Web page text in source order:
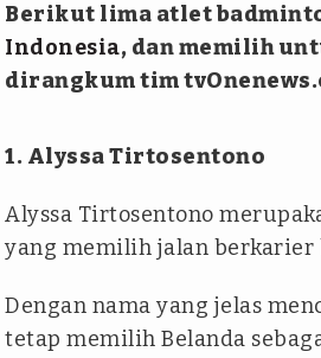
Berikut lima atlet
Indonesia, dan memilih
dirangkum tim
1. Alyssa Tirtosentono
Alyssa Tirtosentono
yang memilih jalan berkarier
Dengan nama yang jelas
tetap memilih Belanda